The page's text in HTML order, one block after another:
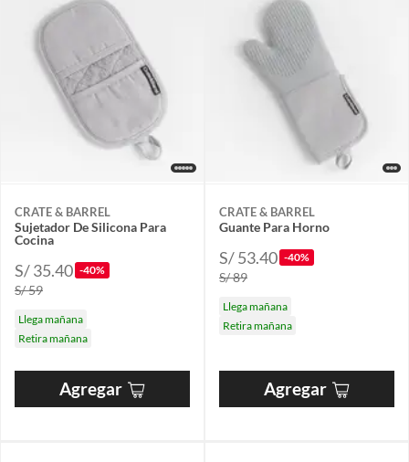
CRATE & BARREL
Sujetador De Silicona Para
Cocina
S/ 35.40 -40%
S/ 59
Llega mañana
Retira mañana
Agregar
CRATE & BARREL
Guante Para Horno
S/ 53.40 -40%
S/ 89
Llega mañana
Retira mañana
Agregar